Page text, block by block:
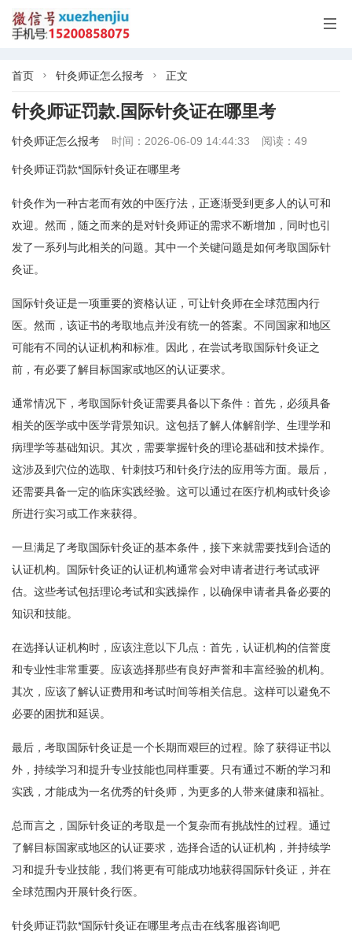

首页  针灸师证怎么报考  正文
针灸师证罚款.国际针灸证在哪里考
针灸师证怎么报考 时间：2026-06-09 14:44:33 阅读：49
针灸师证罚款*国际针灸证在哪里考
针灸作为一种古老而有效的中医疗法，正逐渐受到更多人的认可和
欢迎。然而，随之而来的是对针灸师证的需求不断增加，同时也引
发了一系列与此相关的问题。其中一个关键问题是如何考取国际针
灸证。
国际针灸证是一项重要的资格认证，可让针灸师在全球范围内行
医。然而，该证书的考取地点并没有统一的答案。不同国家和地区
可能有不同的认证机构和标准。因此，在尝试考取国际针灸证之
前，有必要了解目标国家或地区的认证要求。
通常情况下，考取国际针灸证需要具备以下条件：首先，必须具备
相关的医学或中医学背景知识。这包括了解人体解剖学、生理学和
病理学等基础知识。其次，需要掌握针灸的理论基础和技术操作。
这涉及到穴位的选取、针刺技巧和针灸疗法的应用等方面。最后，
还需要具备一定的临床实践经验。这可以通过在医疗机构或针灸诊
所进行实习或工作来获得。
一旦满足了考取国际针灸证的基本条件，接下来就需要找到合适的
认证机构。国际针灸证的认证机构通常会对申请者进行考试或评
估。这些考试包括理论考试和实践操作，以确保申请者具备必要的
知识和技能。
在选择认证机构时，应该注意以下几点：首先，认证机构的信誉度
和专业性非常重要。应该选择那些有良好声誉和丰富经验的机构。
其次，应该了解认证费用和考试时间等相关信息。这样可以避免不
必要的困扰和延误。
最后，考取国际针灸证是一个长期而艰巨的过程。除了获得证书以
外，持续学习和提升专业技能也同样重要。只有通过不断的学习和
实践，才能成为一名优秀的针灸师，为更多的人带来健康和福祉。
总而言之，国际针灸证的考取是一个复杂而有挑战性的过程。通过
了解目标国家或地区的认证要求，选择合适的认证机构，并持续学
习和提升专业技能，我们将更有可能成功地获得国际针灸证，并在
全球范围内开展针灸行医。
针灸师证罚款*国际针灸证在哪里考点击在线客服咨询吧